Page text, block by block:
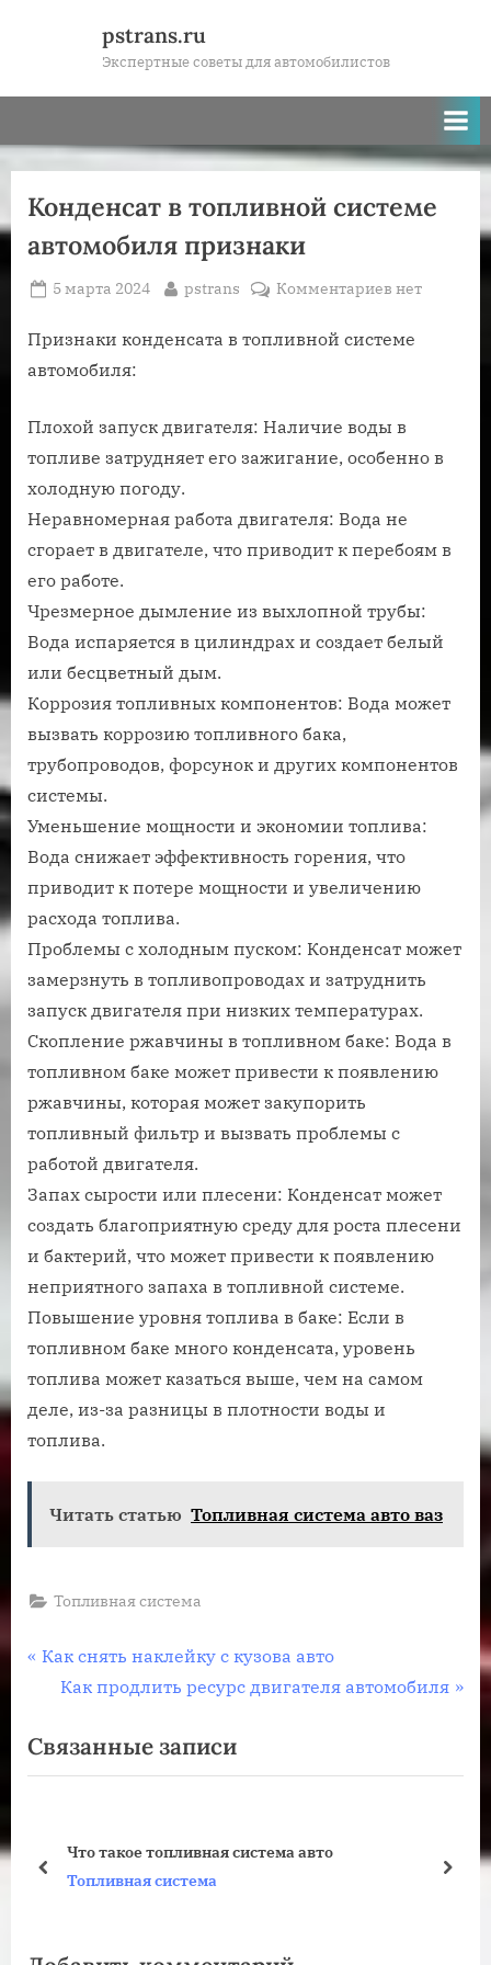
pstrans.ru
Экспертные советы для автомобилистов
Конденсат в топливной системе
автомобиля признаки
Posted
5 марта 2024 By
pstrans Комментариевк
Конденсат
автомобиля
признаки
нет
Признаки конденсата в топливной системе
автомобиля:
Плохой запуск двигателя: Наличие воды в
топливе затрудняет его зажигание, особенно в
холодную погоду.
Неравномерная работа двигателя: Вода не
сгорает в двигателе, что приводит к перебоям в
его работе.
Чрезмерное дымление из выхлопной трубы:
Вода испаряется в цилиндрах и создает белый
или бесцветный дым.
Коррозия топливных компонентов: Вода может
вызвать коррозию топливного бака,
трубопроводов, форсунок и других компонентов
системы.
Уменьшение мощности и экономии топлива:
Вода снижает эффективность горения, что
приводит к потере мощности и увеличению
расхода топлива.
Проблемы с холодным пуском: Конденсат может
замерзнуть в топливопроводах и затруднить
запуск двигателя при низких температурах.
Скопление ржавчины в топливном баке: Вода в
топливном баке может привести к появлению
ржавчины, которая может закупорить
топливный фильтр и вызвать проблемы с
работой двигателя.
Запах сырости или плесени: Конденсат может
создать благоприятную среду для роста плесени
и бактерий, что может привести к появлению
неприятного запаха в топливной системе.
Повышение уровня топлива в баке: Если в
топливном баке много конденсата, уровень
топлива может казаться выше, чем на самом
деле, из-за разницы в плотности воды и
топлива.
Читать статью Топливная система авто ваз
Топливная система
Навигация
записям
П
д
ы
щ
Как снять наклейку с кузова авто
С
е
д
Как продлить ресурс двигателя автомобиля
Связанные записи
Что такое топливная система авто
Топливная система
пред